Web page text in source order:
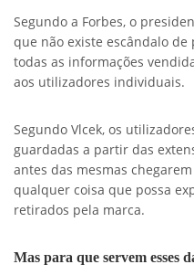
Segundo a Forbes, o
que não existe escândalo de
todas as informações
aos utilizadores individuais.
Segundo Vlcek, os
guardadas a partir das
antes das mesmas
qualquer coisa que possa
retirados pela marca.
Mas para que servem esses